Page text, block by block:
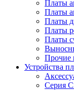
Платы
Платы
Платы
Платы
Платы
Прочие
Устройства
Серия